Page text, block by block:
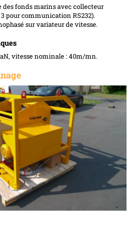
fonds marins avec collecteur
pour communication RS232).
sur variateur de vitesse.
vitesse nominale : 40m/mn.